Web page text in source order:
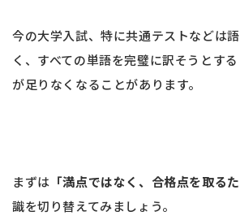
今の大学入試、特に共通テストなどは
く、すべての単語を完璧に訳そうとす
が足りなくなることがあります。
まずは 「満点ではなく、合格点を取る
識を切り替えてみましょう。